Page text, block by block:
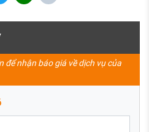
để nhận báo giá về dịch vụ của